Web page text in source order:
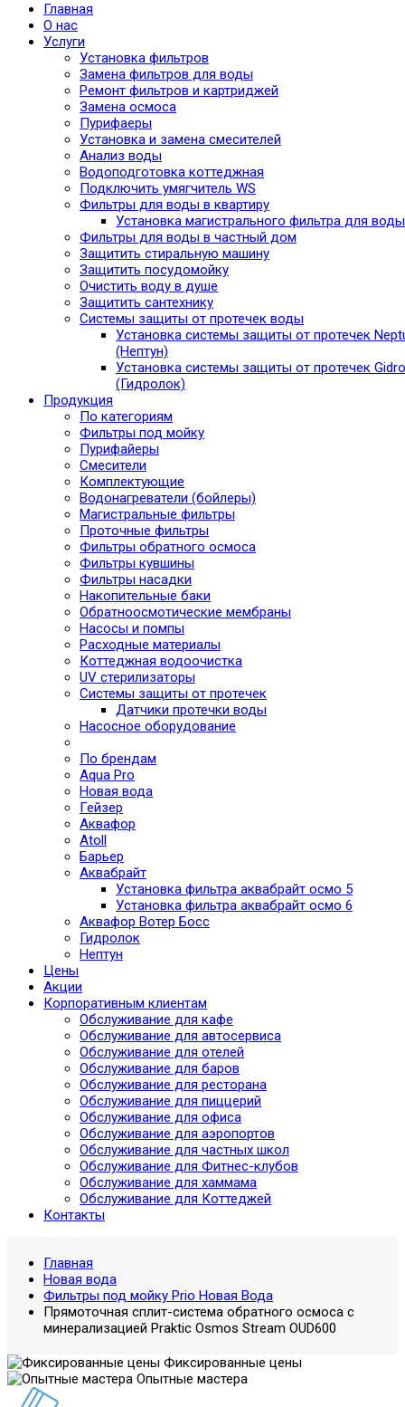
Главная
О нас
Услуги
Установка фильтров
Замена фильтров для воды
Ремонт фильтров и картриджей
Замена осмоса
Пурифаеры
Установка и замена смесителей
Анализ воды
Водоподготовка коттеджная
Подключить умягчитель WS
Фильтры для воды в квартиру
Установка магистрального фильтра для воды
Фильтры для воды в частный дом
Защитить стиральную машину
Защитить посудомойку
Очистить воду в душе
Защитить сантехнику
Системы защиты от протечек воды
Установка системы защиты от протечек
(Нептун)
Установка системы защиты от протечек
(Гидролок)
Продукция
По категориям
Фильтры под мойку
Пурифайеры
Смесители
Комплектующие
Водонагреватели (бойлеры)
Магистральные фильтры
Проточные фильтры
Фильтры обратного осмоса
Фильтры кувшины
Фильтры насадки
Накопительные баки
Обратноосмотические мембраны
Насосы и помпы
Расходные материалы
Коттеджная водоочистка
UV стерилизаторы
Системы защиты от протечек
Датчики протечки воды
Насосное оборудование
По брендам
Aqua Pro
Новая вода
Гейзер
Аквафор
Atoll
Барьер
Аквабрайт
Установка фильтра аквабрайт осмо 5
Установка фильтра аквабрайт осмо 6
Аквафор Вотер Босс
Гидролок
Нептун
Цены
Акции
Корпоративным клиентам
Обслуживание для кафе
Обслуживание для автосервиса
Обслуживание для отелей
Обслуживание для баров
Обслуживание для ресторана
Обслуживание для пиццерий
Обслуживание для офиса
Обслуживание для аэропортов
Обслуживание для частных школ
Обслуживание для Фитнес-клубов
Обслуживание для хаммама
Обслуживание для Коттеджей
Контакты
Главная
Новая вода
Фильтры под мойку Prio Новая Вода
Прямоточная сплит-система обратного осмоса с
минерализацией Praktic Osmos Stream OUD600
Фиксированные цены
Опытные мастера